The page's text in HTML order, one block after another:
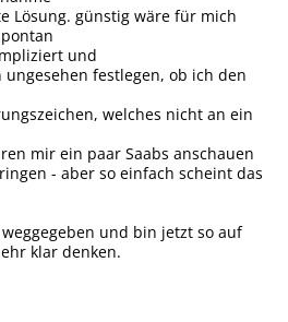
Lösung. günstig wäre für mich
und
festlegen, ob ich den
welches nicht an ein
mir ein paar Saabs anschauen
- aber so einfach scheint das
und bin jetzt so auf
klar denken.